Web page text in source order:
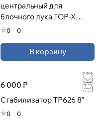
центральный для
блочного лука TOP-X
PR633 30"
0 0
В корзину
6 000 Р
Стабилизатор TP626 8"
0 0
раз в 2 недели